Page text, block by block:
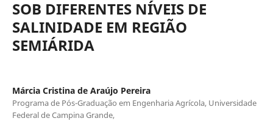
SOB DIFERENTES NÍVEIS DE
SALINIDADE EM REGIÃO
SEMIÁRIDA
Márcia Cristina de Araújo Pereira
Programa de Pós-Graduação em Engenharia Agrícola, Universidade
Federal de Campina Grande,